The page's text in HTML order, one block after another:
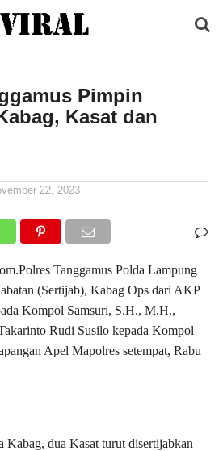
Pimpin
Kasat dan
22, 2023
Tanggamus Polda Lampung
(Sertijab), Kabag Ops dari AKP
Kompol Samsuri, S.H., M.H.,
Rudi Susilo kepada Kompol
Apel Mapolres setempat, Rabu
Kabag, dua Kasat turut disertijabkan